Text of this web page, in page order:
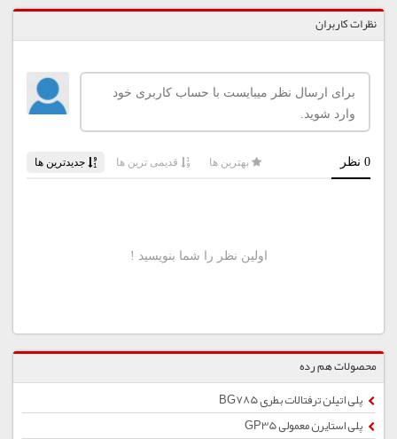
نظرات کاربران
محصولات هم رده
پلی اتیلن ترفتالات بطری BG785
پلی استایرن معمولی GP35